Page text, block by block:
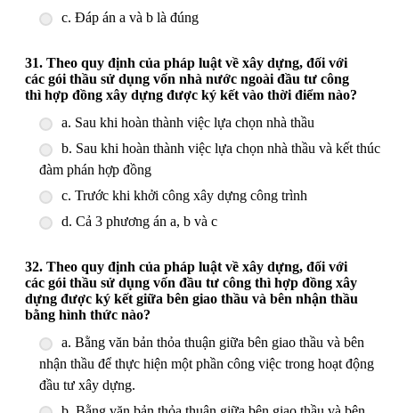
c. Đáp án a và b là đúng
31. Theo quy định của pháp luật về xây dựng, đối với
các gói thầu sử dụng vốn nhà nước ngoài đầu tư công
thì hợp đồng xây dựng được ký kết vào thời điểm nào?
a. Sau khi hoàn thành việc lựa chọn nhà thầu
b. Sau khi hoàn thành việc lựa chọn nhà thầu và kết thúc
đàm phán hợp đồng
c. Trước khi khởi công xây dựng công trình
d. Cả 3 phương án a, b và c
32. Theo quy định của pháp luật về xây dựng, đối với
các gói thầu sử dụng vốn đầu tư công thì hợp đồng xây
dựng được ký kết giữa bên giao thầu và bên nhận thầu
bằng hình thức nào?
a. Bằng văn bản thỏa thuận giữa bên giao thầu và bên
nhận thầu để thực hiện một phần công việc trong hoạt động
đầu tư xây dựng.